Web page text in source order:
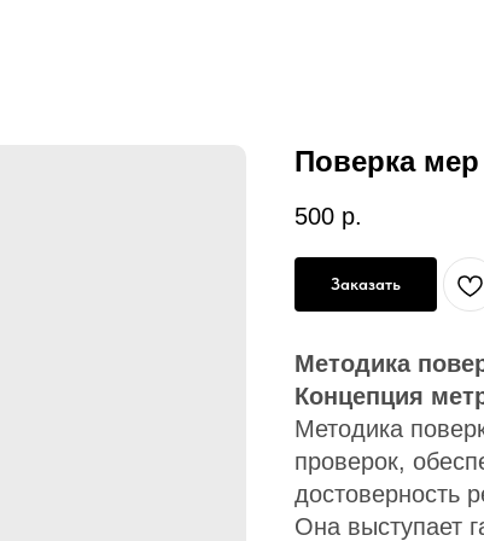
Поверка мер
500 р.
Заказать
Методика
Концепция
Методика
проверок,
достоверность
Она выступает